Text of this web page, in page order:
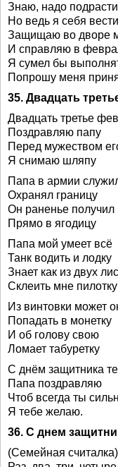
Знаю, надо
Но ведь я себя
Защищаю во дворе
И справляю в
Я сумел бы
Попрошу меня
35. Двадцать
Двадцать третье
Поздравляю папу
Перед мужеством
Я снимаю шляпу
Папа в армии
Охранял границу
Он раненье получил
Прямо в ягодицу
Папа мой умеет всё
Танк водить и лодку
Знает как из двух
Склеить мне пилотку
Из винтовки может
Попадать в монетку
И об голову свою
Ломает табуретку
С днём защитника
Папа поздравляю
Чтоб всегда ты
Я тебе желаю.
36. С днем
(Семейная считалка)